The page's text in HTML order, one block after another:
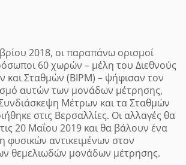
2018, οι παραπάνω ορισμοί
60 χωρών – μέλη του Διεθνούς
και Σταθμών (ΒΙΡΜ) – ψήφισαν τον
αυτών των μονάδων μέτρησης,
Μέτρων και τα Σταθμών
στις Βερσαλλίες. Οι αλλαγές θα
20 Μαΐου 2019 και θα βάλουν ένα
φυσικών αντικειμένων στον
θεμελιωδών μονάδων μέτρησης.